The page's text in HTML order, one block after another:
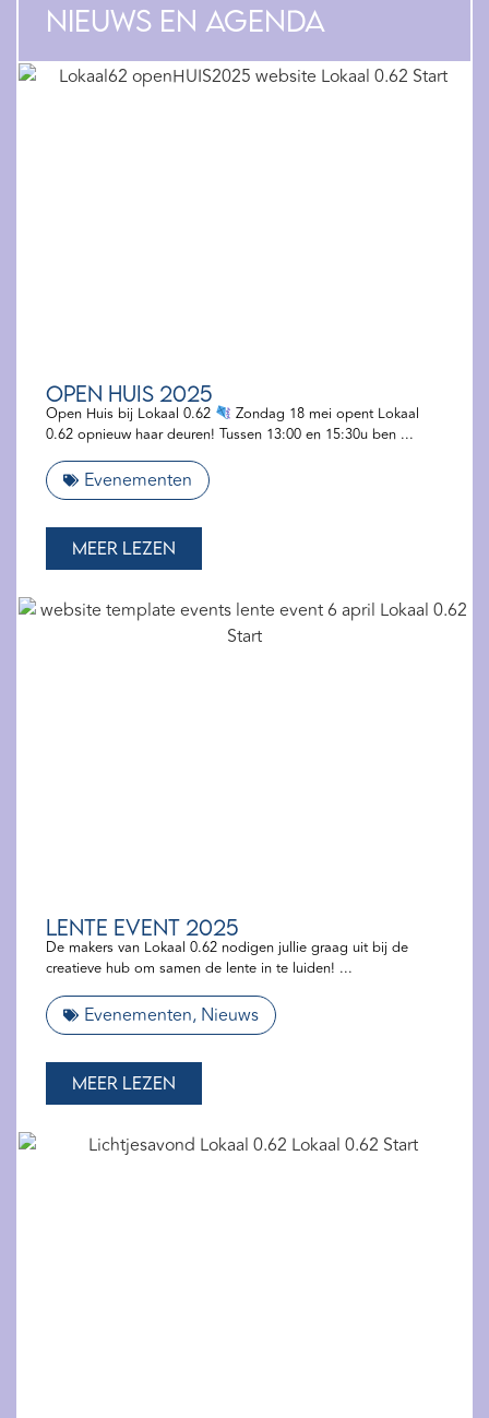
Nieuws en agenda
OPEN HUIS 2025
Open Huis bij Lokaal 0.62
Zondag 18 mei opent Lokaal
0.62 opnieuw haar deuren! Tussen 13:00 en 15:30u ben
Evenementen
Meer lezen
Lente event 2025
De makers van Lokaal 0.62 nodigen jullie graag uit bij de
creatieve hub om samen de lente in te luiden!
Evenementen, Nieuws
Meer lezen